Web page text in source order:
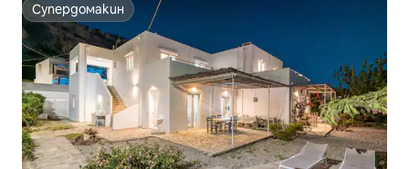
Супердомакин
Супердомакин